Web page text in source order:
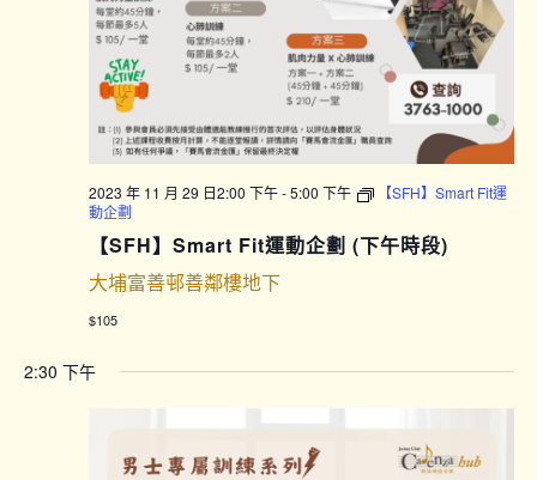
2023 年 11 月 29 日2:00 下午-5:00 下午
【SFH】Smart Fit運
動企劃
【SFH】Smart Fit運動企劃 (下午時段)
大埔富善邨善鄰樓地下
$105
2:30 下午